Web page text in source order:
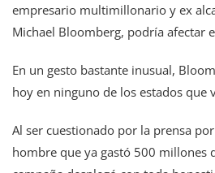
empresario multimillonario y ex
Michael Bloomberg, podría afectar
En un gesto bastante inusual,
hoy en ninguno de los estados que
Al ser cuestionado por la prensa
hombre que ya gastó 500 millones